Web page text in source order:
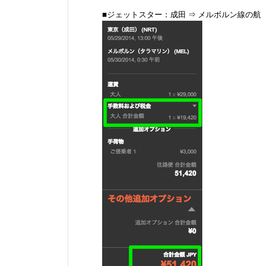
■ジェットスター：成田 ⇒ メルボルン線の